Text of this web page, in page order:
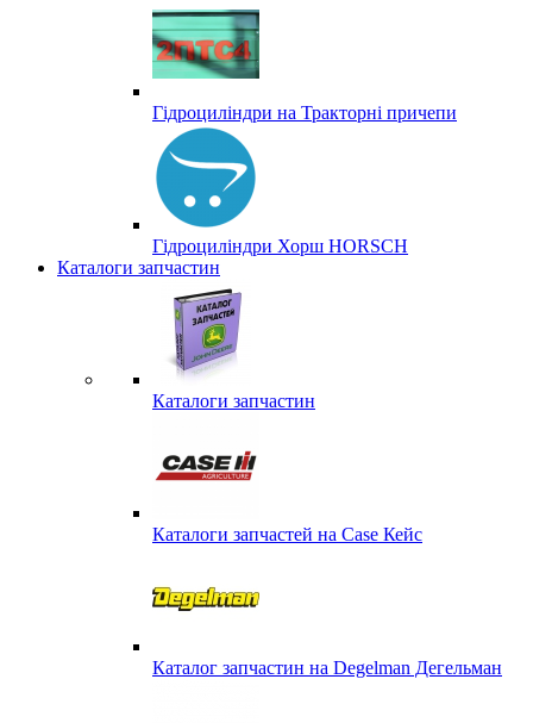
Гідроциліндри на Тракторні причепи
Гідроциліндри Хорш HORSCH
Каталоги запчастин
Каталоги запчастин
Каталоги запчастей на Case Кейс
Каталог запчастин на Degelman Дегельман